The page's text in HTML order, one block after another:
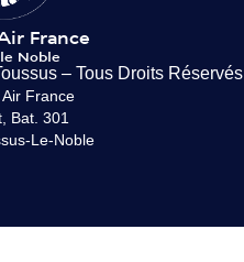
– Tous Droits Réservés
France
Bat. 301
Le-Noble